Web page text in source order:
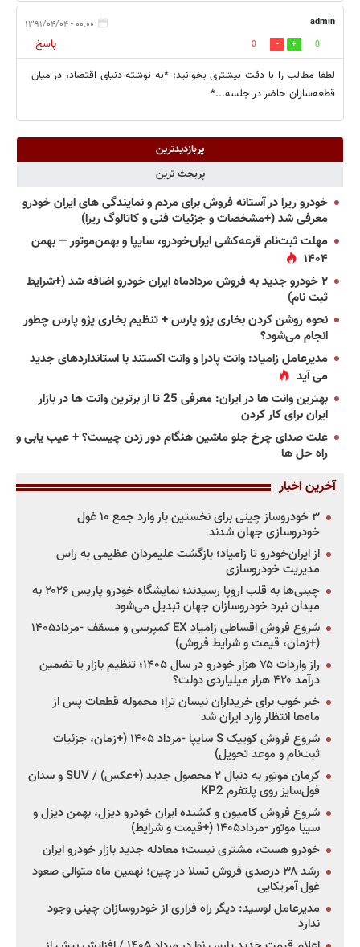
admin ۰۰:۰۰ - ۱۳۹۱/۰۴/۰۴
0
0
پاسخ
لطفا مطالب را با دقت بیشتری بخوانید: *به نوشته دنیای اقتصاد، در میان
قطعه‌سازان حاضر در جلسه...*
پربازدیدترین
پربحث ترین
خودرو ریرا در آستانه فروش برای مردم و نمایندگی های ایران خودرو
معرفی شد (+مشخصات و جزئیات فنی و کاتالوگ ریرا)
مهلت ثبت‌نام قرعه‌کشی ایران‌خودرو، سایپا و بهمن‌موتور — بهمن
۱۴۰۴
۲ خودرو جدید به فروش مردادماه ایران خودرو اضافه شد (+شرایط
ثبت نام)
نحوه روشن کردن بخاری پژو پارس + تنظیم بخاری پژو پارس چطور
انجام می‌شود؟
مدیرعامل زامیاد: وانت پادرا و وانت اکستند با استانداردهای جدید
می آید
بهترین وانت ها در ایران: معرفی 25 تا از برترین وانت ها در بازار
ایران برای کار کردن
علت صدای چرخ جلو ماشین هنگام دور زدن چیست؟ + عیب یابی و
راه حل ها
آخرین اخبار
۳ خودروساز چینی برای نخستین بار وارد جمع ۱۰ غول
خودروسازی جهان شدند
از ایران‌خودرو تا زامیاد؛ بازگشت علیمردان عظیمی به راس
مدیریت خودروسازی
چینی‌ها به قلب اروپا رسیدند؛ نمایشگاه خودرو پاریس ۲۰۲۶ به
میدان نبرد خودروسازان جهان تبدیل می‌شود
شروع فروش اقساطی زامیاد EX کمپرسی و مسقف -مرداد۱۴۰۵
(+زمان، قیمت و شرایط فروش)
راز واردات ۷۵ هزار خودرو در سال ۱۴۰۵؛ تنظیم بازار یا تضمین
درآمد ۴۲۰ هزار میلیاردی دولت؟
خبر خوب برای خریداران نیسان ترا؛ محموله قطعات پس از
ماه‌ها انتظار وارد ایران شد
شروع فروش کوییک S سایپا -مرداد ۱۴۰۵ (+زمان، جزئیات
ثبت‌نام و موعد تحویل)
کرمان موتور به دنبال ۲ محصول جدید (+عکس) / SUV و سدان
فول‌سایز روی پلتفرم KP2
شروع فروش کامیون و کشنده ایران خودرو دیزل، بهمن دیزل و
سیبا موتور -مرداد۱۴۰۵ (+قیمت و شرایط)
خودرو هست، مشتری نیست؛ معادله جدید بازار خودرو ایران
رشد ۳۸ درصدی فروش تسلا در چین؛ نهمین ماه متوالی صعود
غول آمریکایی
مدیرعامل لوسید: دیگر راه فراری از خودروسازان چینی وجود
ندارد